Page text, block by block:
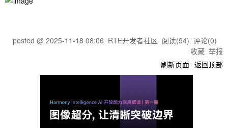
posted @ 2025-11-18 08:06 RTE开发者社区 阅读(94) 评论(0)
收藏 举报
刷新页面 返回顶部